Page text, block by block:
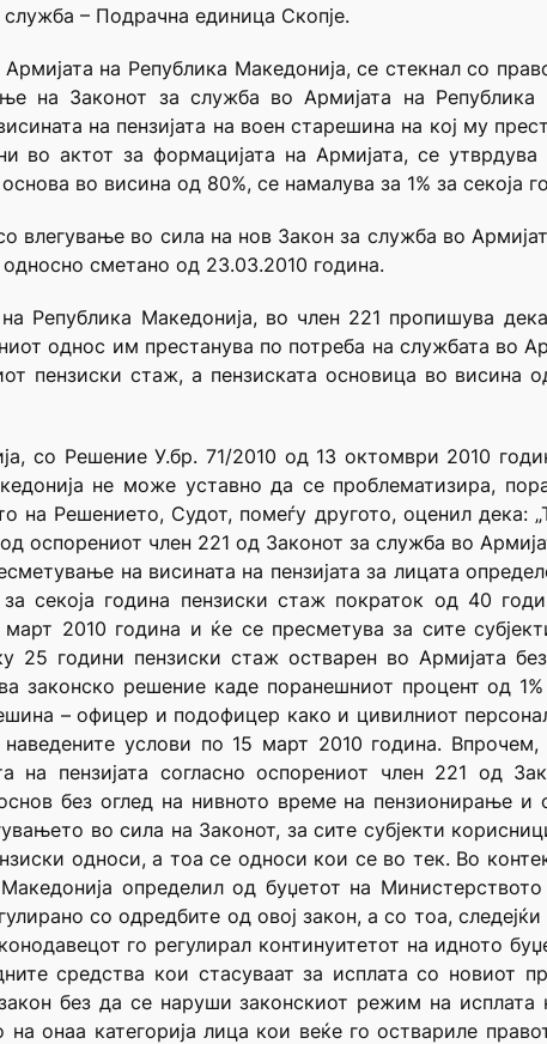
– Подрачна единица Скопје.
на Република Македонија, се стекнал со
на Законот за служба во Армијата на Република
на пензијата на воен старешина на кој му
во актот за формацијата на Армијата, се
во висина од 80%, се намалува за 1% за секоја
влегување во сила на нов Закон за служба во
сметано од 23.03.2010 година.
Република Македонија, во член 221 пропишува
однос им престанува по потреба на службата во
пензиски стаж, а пензиската основица во висина
со Решение У.бр. 71/2010 од 13 октомври 2010
не може уставно да се проблематизира,
на Решението, Судот, помеѓу другото, оценил дека:
оспорениот член 221 од Законот за служба во
на висината на пензијата за лицата
секоја година пензиски стаж пократок од 40
2010 година и ќе се пресметува за сите
25 години пензиски стаж остварен во Армијата
законско решение каде поранешниот процент од
– офицер и подофицер како и цивилниот
услови по 15 март 2010 година.
на пензијата согласно оспорениот член 221 од
без оглед на нивното време на пензионирање
во сила на Законот, за сите субјекти
односи, а тоа се односи кои се во тек. Во
определил од буџетот на
со одредбите од овој закон, а со тоа,
го регулирал континуитетот на идното
средства кои стасуваат за исплата со новиот
без да се наруши законскиот режим на
онаа категорија лица кои веќе го оствариле